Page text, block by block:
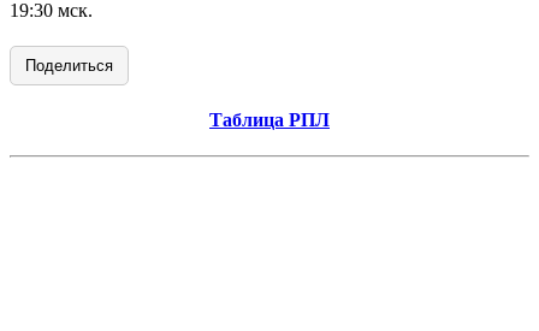
19:30 мск.
Поделиться
Таблица РПЛ